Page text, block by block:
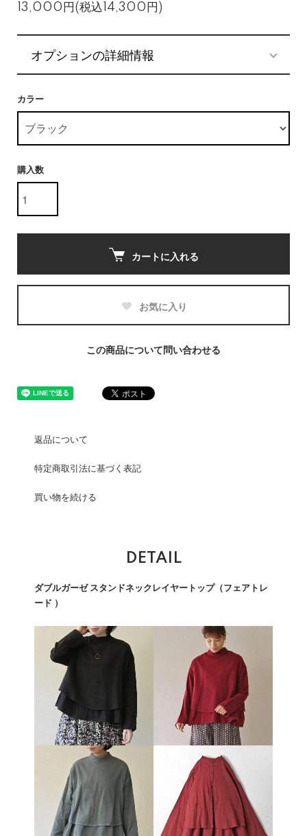
13,000円(税込14,300円)
オプションの詳細情報
カラー
購入数
カートに入れる
お気に入り
この商品について問い合わせる
返品について
特定商取引法に基づく表記
買い物を続ける
DETAIL
ダブルガーゼ スタンドネックレイヤートップ（フェアトレ
ード ）